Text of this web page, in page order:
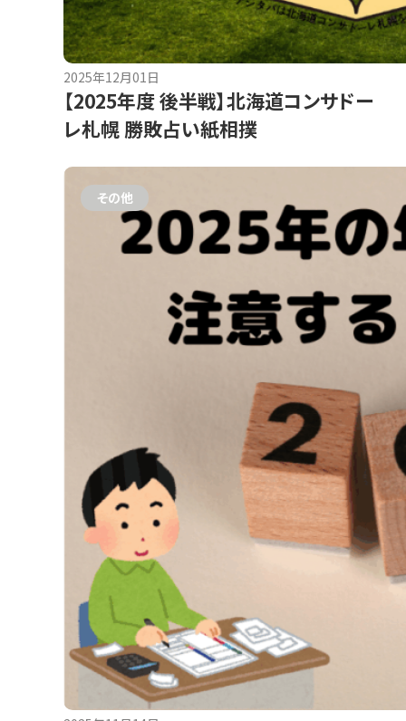
2025年12月01日
【2025年度 後半戦】北海道コンサドー
レ札幌 勝敗占い紙相撲
その他